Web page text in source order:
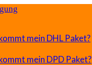
mein DHL Paket?
mein DPD Paket?